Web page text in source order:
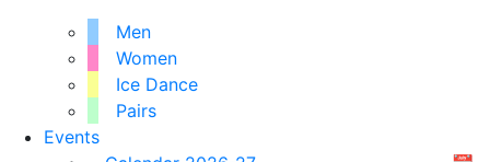
Men
Women
Ice Dance
Pairs
Events